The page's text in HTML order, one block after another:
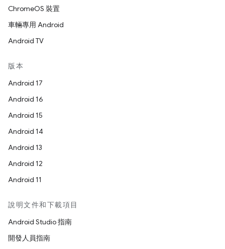
ChromeOS 裝置
車輛專用 Android
Android TV
版本
Android 17
Android 16
Android 15
Android 14
Android 13
Android 12
Android 11
說明文件和下載項目
Android Studio 指南
開發人員指南